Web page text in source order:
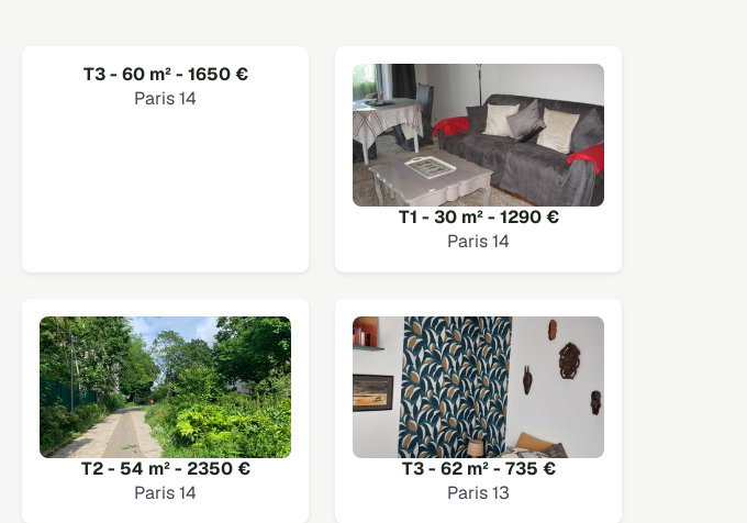
T3 - 60 m² - 1650 €
Paris 14
T1 - 30 m² - 1290 €
Paris 14
T2 - 54 m² - 2350 €
Paris 14
T3 - 62 m² - 735 €
Paris 13